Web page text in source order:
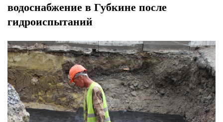
водоснабжение в Губкине после
гидроиспытаний